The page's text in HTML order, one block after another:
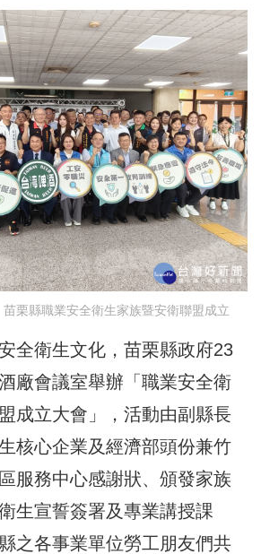
栗縣職業安全衛生家族暨安衛聯盟成立
全衛生文化，苗栗縣政府23
廠會議室舉辦「職業安全衛
成立大會」，活動由副縣長
核心企業及經濟部頭份兼竹
服務中心感謝狀、頒發家族
生宣誓簽署及專業講授課
之各事業單位勞工朋友們共